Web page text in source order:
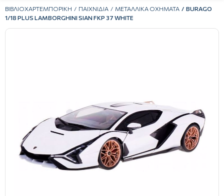
ΒΙΒΛΙΟΧΑΡΤΕΜΠΟΡΙΚΗ ΠΑΙΧΝΙΔΙΑ ΜΕΤΑΛΛΙΚΑ ΟΧΗΜΑΤΑ
BURAGO
1/18 PLUS LAMBORGHINI SIAN FKP 37 WHITE